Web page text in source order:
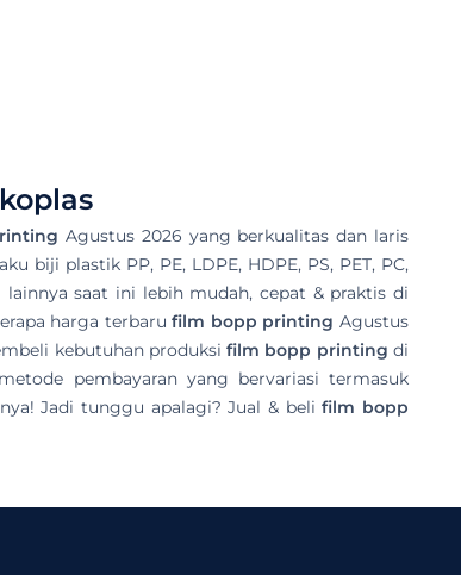
Agustus 2026 yang berkualitas dan laris
biji plastik PP, PE, LDPE, HDPE, PS, PET, PC,
saat ini lebih mudah, cepat & praktis di
harga terbarufilm bopp printing Agustus
kebutuhan produksifilm bopp printing di
pembayaran yang bervariasi termasuk
Jadi tunggu apalagi? Jual & belifilm bopp